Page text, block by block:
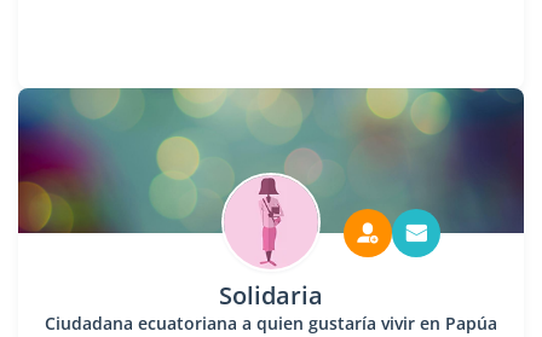
Solidaria
Ciudadana ecuatoriana a quien gustaría vivir en Papúa